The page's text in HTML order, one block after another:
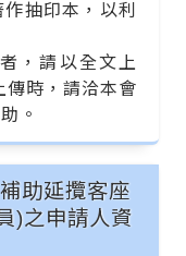
抽印本，以利
，請以全文上
傳時，請洽本會
。
助延攬客座
)之申請人資